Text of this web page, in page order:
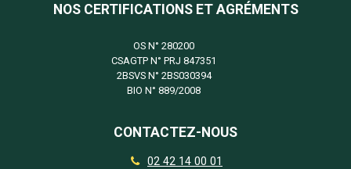
NOS CERTIFICATIONS ET AGRÉMENTS
OS N° 280200
CSAGTP N° PRJ 847351
2BSVS N° 2BS030394
BIO N° 889/2008
CONTACTEZ-NOUS
02 42 14 00 01